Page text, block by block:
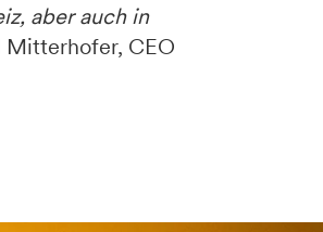
aber auch in
Mitterhofer, CEO